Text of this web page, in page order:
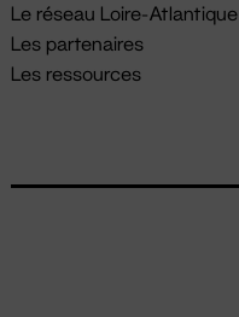
Le réseau Loire-Atlantique
Les partenaires
Les ressources